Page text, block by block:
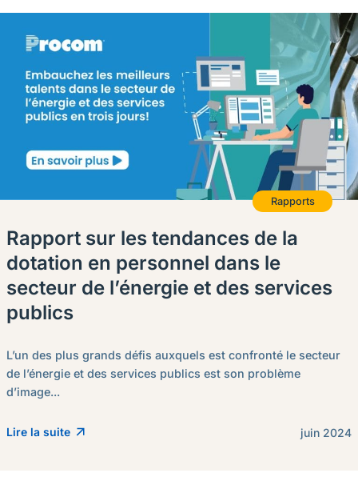
Rapports
Rapport sur les tendances de la
dotation en personnel dans le
secteur de l’énergie et des services
publics
L’un des plus grands défis auxquels est confronté le secteur
de l’énergie et des services publics est son problème
d’image...
Lire la suite juin 2024